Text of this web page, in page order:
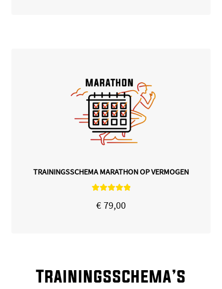
TRAININGSSCHEMA MARATHON OP VERMOGEN
5.00uit 5
€ 79,00
Trainingsschema’s